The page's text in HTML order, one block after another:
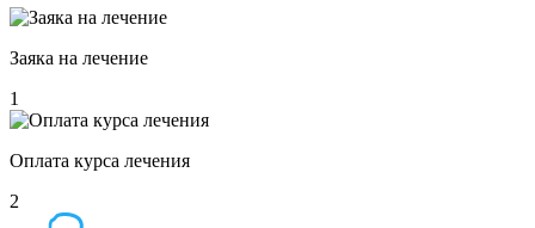
Заяка на лечение
1
Оплата курса лечения
2